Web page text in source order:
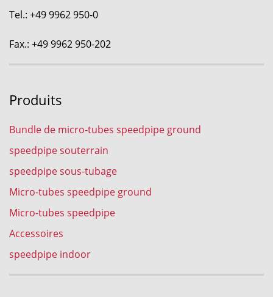
Tel.: +49 9962 950-0
Fax.: +49 9962 950-202
Produits
Bundle de micro-tubes speedpipe ground
speedpipe souterrain
speedpipe sous-tubage
Micro-tubes speedpipe ground
Micro-tubes speedpipe
Accessoires
speedpipe indoor